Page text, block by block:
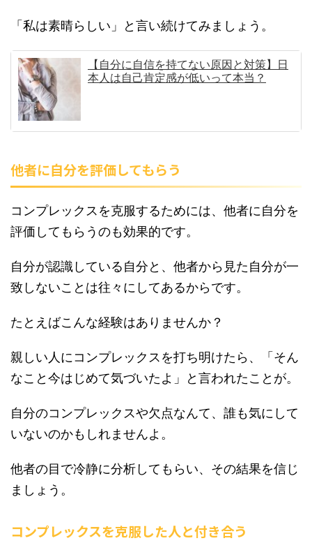
「私は素晴らしい」と言い続けてみましょう。
【自分に自信を持てない原因と対策】日
本人は自己肯定感が低いって本当？
他者に自分を評価してもらう
コンプレックスを克服するためには、他者に自分を
評価してもらうのも効果的です。
自分が認識している自分と、他者から見た自分が一
致しないことは往々にしてあるからです。
たとえばこんな経験はありませんか？
親しい人にコンプレックスを打ち明けたら、「そん
なこと今はじめて気づいたよ」と言われたことが。
自分のコンプレックスや欠点なんて、誰も気にして
いないのかもしれませんよ。
他者の目で冷静に分析してもらい、その結果を信じ
ましょう。
コンプレックスを克服した人と付き合う